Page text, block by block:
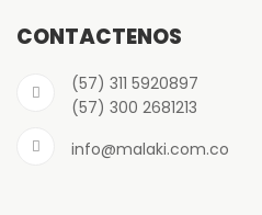
CONTÁCTENOS
(57) 311 5920897
(57) 300 2681213
info@malaki.com.co